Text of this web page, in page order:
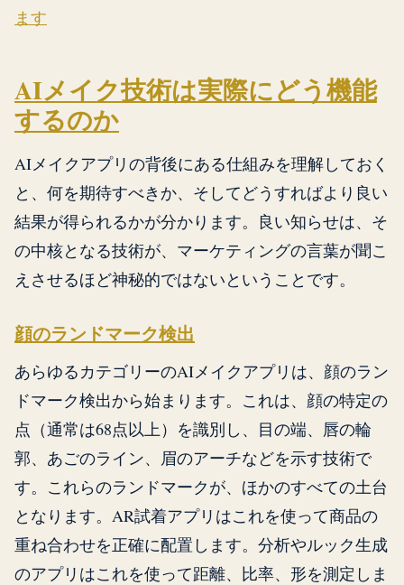
ます
AIメイク技術は実際にどう機能
するのか
AIメイクアプリの背後にある仕組みを理解しておく
と、何を期待すべきか、そしてどうすればより良い
結果が得られるかが分かります。良い知らせは、そ
の中核となる技術が、マーケティングの言葉が聞こ
えさせるほど神秘的ではないということです。
顔のランドマーク検出
あらゆるカテゴリーのAIメイクアプリは、顔のラン
ドマーク検出から始まります。これは、顔の特定の
点（通常は68点以上）を識別し、目の端、唇の輪
郭、あごのライン、眉のアーチなどを示す技術で
す。これらのランドマークが、ほかのすべての土台
となります。AR試着アプリはこれを使って商品の
重ね合わせを正確に配置します。分析やルック生成
のアプリはこれを使って距離、比率、形を測定しま